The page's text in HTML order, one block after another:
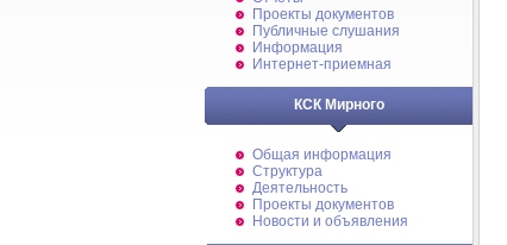
Проекты документов
Публичные слушания
Информация
Интернет-приемная
КСК Мирного
Общая информация
Структура
Деятельность
Проекты документов
Новости и объявления